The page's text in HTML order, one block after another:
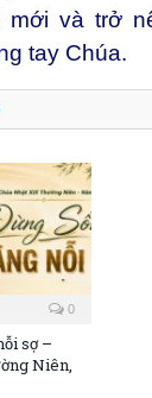
mới và trở
tay Chúa.
0
sợ –
Niên,